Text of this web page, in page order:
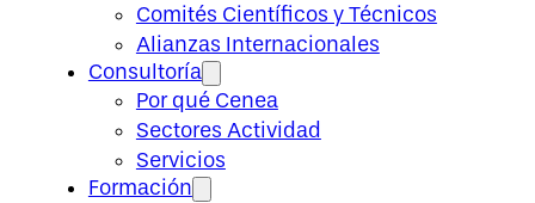
Comités Científicos y Técnicos
Alianzas Internacionales
Consultoría
Por qué Cenea
Sectores Actividad
Servicios
Formación